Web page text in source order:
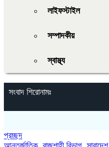
লাইফস্টাইল
সম্পাদকীয়
স্বাস্থ্য
সংবাদ শিরোনামঃ
প্রচ্ছদ